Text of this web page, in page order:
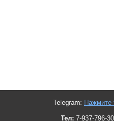
Telegram: Нажмите
Тел: 7-937-796-